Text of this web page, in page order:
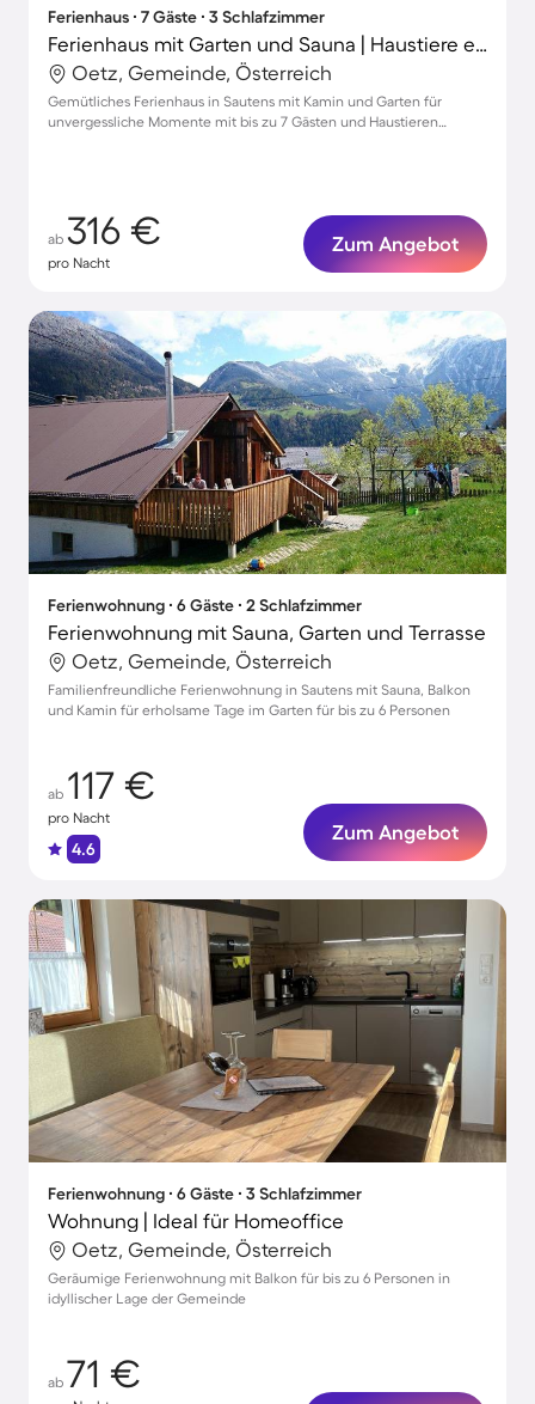
Ferienhaus ∙ 7 Gäste ∙ 3 Schlafzimmer
Ferienhaus mit Garten und Sauna | Haustiere erlaubt
Oetz, Gemeinde, Österreich
Gemütliches Ferienhaus in Sautens mit Kamin und Garten für
unvergessliche Momente mit bis zu 7 Gästen und Haustieren
ab 316 €
pro Nacht
Zum Angebot
Ferienwohnung ∙ 6 Gäste ∙ 2 Schlafzimmer
Ferienwohnung mit Sauna, Garten und Terrasse
Oetz, Gemeinde, Österreich
Familienfreundliche Ferienwohnung in Sautens mit Sauna, Balkon
und Kamin für erholsame Tage im Garten für bis zu 6 Personen
ab 117 €
pro Nacht
4.6
Zum Angebot
Ferienwohnung ∙ 6 Gäste ∙ 3 Schlafzimmer
Wohnung | Ideal für Homeoffice
Oetz, Gemeinde, Österreich
Geräumige Ferienwohnung mit Balkon für bis zu 6 Personen in
idyllischer Lage der Gemeinde
ab 71 €